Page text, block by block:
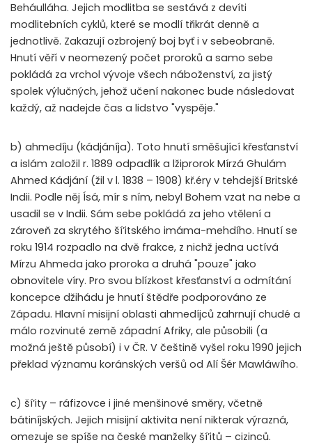
Beháulláha. Jejich modlitba se sestává z devíti
modlitebních cyklů, které se modlí třikrát denně a
jednotlivě. Zakazují ozbrojený boj byť i v sebeobraně.
Hnutí věří v neomezený počet proroků a samo sebe
pokládá za vrchol vývoje všech náboženství, za jistý
spolek výlučných, jehož učení nakonec bude následovat
každý, až nadejde čas a lidstvo "vyspěje."
b) ahmedíju (kádjáníja). Toto hnutí směšující křesťanství
a islám založil r. 1889 odpadlík a lžiprorok Mírzá Ghulám
Ahmed Kádjání (žil v l. 1838 – 1908) kř.éry v tehdejší Britské
Indii. Podle něj Ísá, mír s ním, nebyl Bohem vzat na nebe a
usadil se v Indii. Sám sebe pokládá za jeho vtělení a
zároveň za skrytého ší’itského imáma-mehdího. Hnutí se
roku 1914 rozpadlo na dvě frakce, z nichž jedna uctívá
Mírzu Ahmeda jako proroka a druhá "pouze" jako
obnovitele víry. Pro svou blízkost křesťanství a odmítání
koncepce džihádu je hnutí štědře podporováno ze
Západu. Hlavní misijní oblasti ahmedíjců zahrnují chudé a
málo rozvinuté země západní Afriky, ale působili (a
možná ještě působí) i v ČR. V češtině vyšel roku 1990 jejich
překlad významu koránských veršů od Alí Šér Mawláwího.
c) ší’ity – ráfizovce i jiné menšinové směry, včetně
bátiníjských. Jejich misijní aktivita není nikterak výrazná,
omezuje se spíše na české manželky ší’itů – cizinců.